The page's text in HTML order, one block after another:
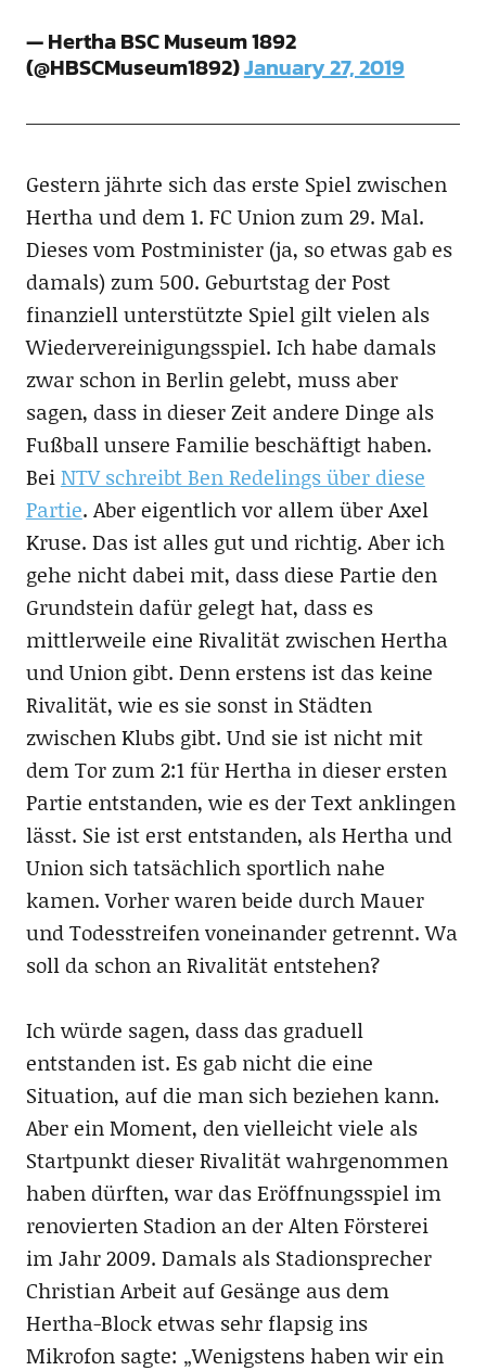
— Hertha BSC Museum 1892
(@HBSCMuseum1892)January 27, 2019
Gestern jährte sich das erste Spiel zwischen
Hertha und dem 1. FC Union zum 29. Mal.
Dieses vom Postminister (ja, so etwas gab es
damals) zum 500. Geburtstag der Post
finanziell unterstützte Spiel gilt vielen als
Wiedervereinigungsspiel. Ich habe damals
zwar schon in Berlin gelebt, muss aber
sagen, dass in dieser Zeit andere Dinge als
Fußball unsere Familie beschäftigt haben.
BeiNTV schreibt Ben Redelings über diese
Partie. Aber eigentlich vor allem über Axel
Kruse. Das ist alles gut und richtig. Aber ich
gehe nicht dabei mit, dass diese Partie den
Grundstein dafür gelegt hat, dass es
mittlerweile eine Rivalität zwischen Hertha
und Union gibt. Denn erstens ist das keine
Rivalität, wie es sie sonst in Städten
zwischen Klubs gibt. Und sie ist nicht mit
dem Tor zum 2:1 für Hertha in dieser ersten
Partie entstanden, wie es der Text anklingen
lässt. Sie ist erst entstanden, als Hertha und
Union sich tatsächlich sportlich nahe
kamen. Vorher waren beide durch Mauer
und Todesstreifen voneinander getrennt. Wa
soll da schon an Rivalität entstehen?
Ich würde sagen, dass das graduell
entstanden ist. Es gab nicht die eine
Situation, auf die man sich beziehen kann.
Aber ein Moment, den vielleicht viele als
Startpunkt dieser Rivalität wahrgenommen
haben dürften, war das Eröffnungsspiel im
renovierten Stadion an der Alten Försterei
im Jahr 2009. Damals als Stadionsprecher
Christian Arbeit auf Gesänge aus dem
Hertha-Block etwas sehr flapsig ins
Mikrofon sagte: „Wenigstens haben wir ein